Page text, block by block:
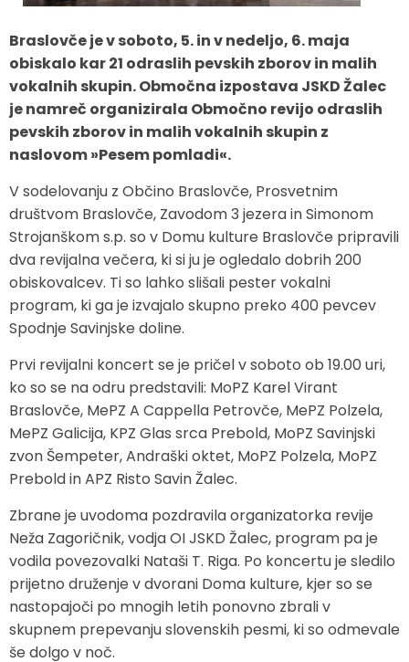
Braslovče je v soboto, 5. in v nedeljo, 6. maja
obiskalo kar 21 odraslih pevskih zborov in malih
vokalnih skupin. Območna izpostava JSKD Žalec
je namreč organizirala Območno revijo odraslih
pevskih zborov in malih vokalnih skupin z
naslovom »Pesem pomladi«.
V sodelovanju z Občino Braslovče, Prosvetnim
društvom Braslovče, Zavodom 3 jezera in Simonom
Strojanškom s.p. so v Domu kulture Braslovče pripravili
dva revijalna večera, ki si ju je ogledalo dobrih 200
obiskovalcev. Ti so lahko slišali pester vokalni
program, ki ga je izvajalo skupno preko 400 pevcev
Spodnje Savinjske doline.
Prvi revijalni koncert se je pričel v soboto ob 19.00 uri,
ko so se na odru predstavili: MoPZ Karel Virant
Braslovče, MePZ A Cappella Petrovče, MePZ Polzela,
MePZ Galicija, KPZ Glas srca Prebold, MoPZ Savinjski
zvon Šempeter, Andraški oktet, MoPZ Polzela, MoPZ
Prebold in APZ Risto Savin Žalec.
Zbrane je uvodoma pozdravila organizatorka revije
Neža Zagoričnik, vodja OI JSKD Žalec, program pa je
vodila povezovalki Nataši T. Riga. Po koncertu je sledilo
prijetno druženje v dvorani Doma kulture, kjer so se
nastopajoči po mnogih letih ponovno zbrali v
skupnem prepevanju slovenskih pesmi, ki so odmevale
še dolgo v noč.
Prostorski akti občine
Strateški dokumenti
Občinsko glasilo
Uradne objave
Lokalne volitve
Varuhov kotiček
Dežela celjska
Objave Savinjska TV